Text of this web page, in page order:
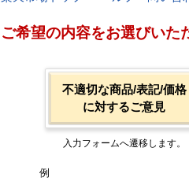
ご希望の内容をお選びいた
不適切な商品/表記/価格
に対するご意見
入力フォームへ遷移します。
例